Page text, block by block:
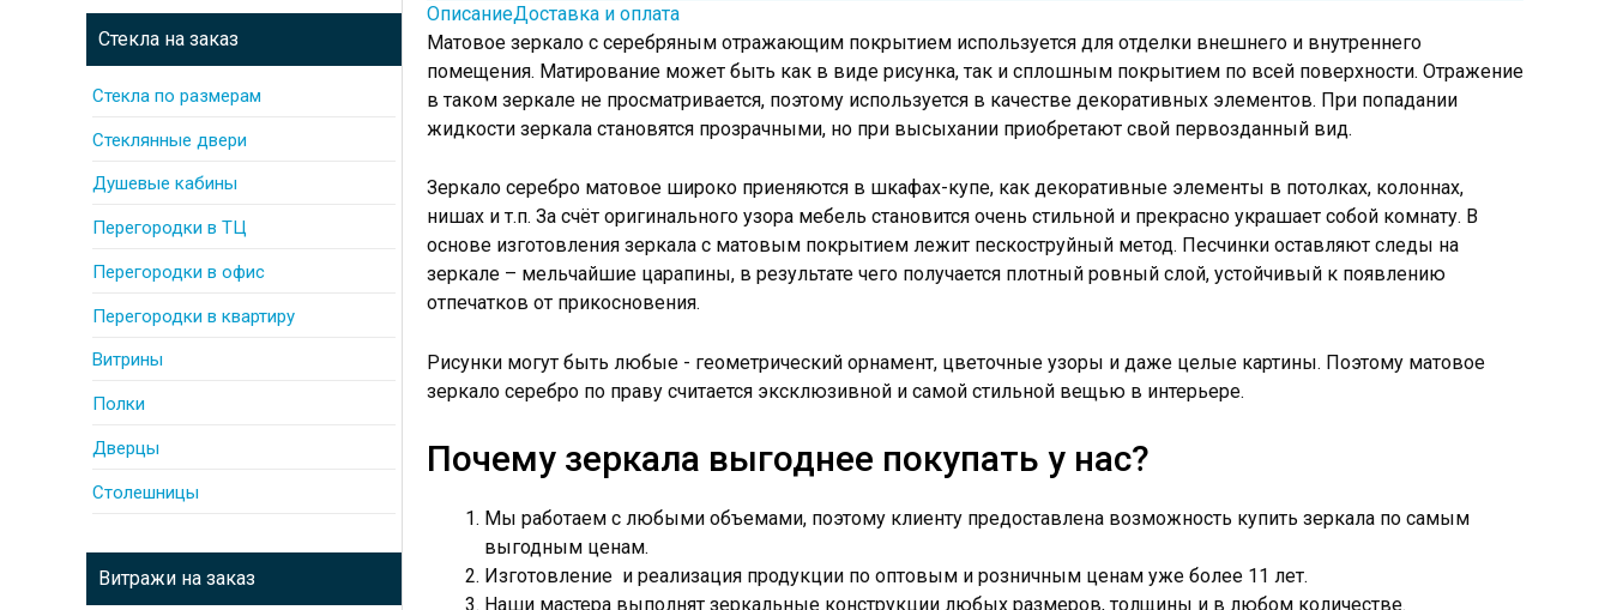
Стекла на заказ
Стекла по размерам
Стеклянные двери
Душевые кабины
Перегородки в ТЦ
Перегородки в офис
Перегородки в квартиру
Витрины
Полки
Дверцы
Столешницы
Витражи на заказ
ОписаниеДоставка и оплата
Матовое зеркало с серебряным отражающим покрытием используется для отделки внешнего и внутреннего
помещения. Матирование может быть как в виде рисунка, так и сплошным покрытием по всей поверхности. Отражение
в таком зеркале не просматривается, поэтому используется в качестве декоративных элементов. При попадании
жидкости зеркала становятся прозрачными, но при высыхании приобретают свой первозданный вид.
Зеркало серебро матовое широко приеняются в шкафах-купе, как декоративные элементы в потолках, колоннах,
нишах и т.п. За счёт оригинального узора мебель становится очень стильной и прекрасно украшает собой комнату. В
основе изготовления зеркала с матовым покрытием лежит пескоструйный метод. Песчинки оставляют следы на
зеркале – мельчайшие царапины, в результате чего получается плотный ровный слой, устойчивый к появлению
отпечатков от прикосновения.
Рисунки могут быть любые - геометрический орнамент, цветочные узоры и даже целые картины. Поэтому матовое
зеркало серебро по праву считается эксклюзивной и самой стильной вещью в интерьере.
Почему зеркала выгоднее покупать у нас?
Мы работаем с любыми объемами, поэтому клиенту предоставлена возможность купить зеркала по самым
выгодным ценам.
Изготовление и реализация продукции по оптовым и розничным ценам уже более 11 лет.
Наши мастера выполнят зеркальные конструкции любых размеров, толщины и в любом количестве.